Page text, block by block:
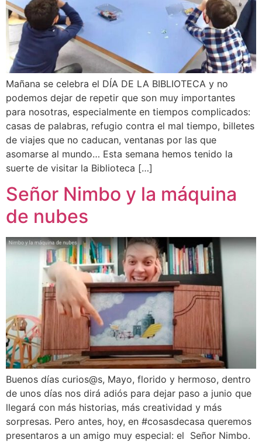
Mañana se celebra el DÍA DE LA BIBLIOTECA y no
podemos dejar de repetir que son muy importantes
para nosotras, especialmente en tiempos complicados:
casas de palabras, refugio contra el mal tiempo, billetes
de viajes que no caducan, ventanas por las que
asomarse al mundo… Esta semana hemos tenido la
suerte de visitar la Biblioteca […]
Señor Nimbo y la máquina
de nubes
Buenos días curios@s, Mayo, florido y hermoso, dentro
de unos días nos dirá adiós para dejar paso a junio que
llegará con más historias, más creatividad y más
sorpresas. Pero antes, hoy, en #cosasdecasa queremos
presentaros a un amigo muy especial: el Señor Nimbo.